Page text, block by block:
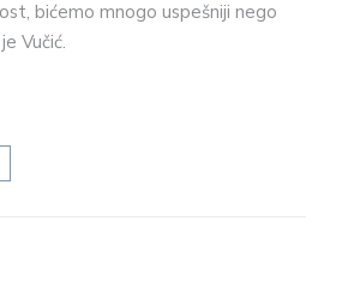
bićemo mnogo uspešniji nego
Vučić.